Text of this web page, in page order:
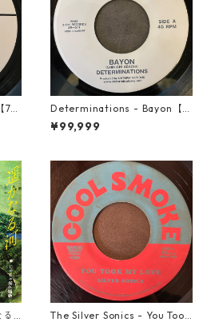
2
Determinations - Bayon【7-
21865】
¥99,999
The Silver Sonics - You Took